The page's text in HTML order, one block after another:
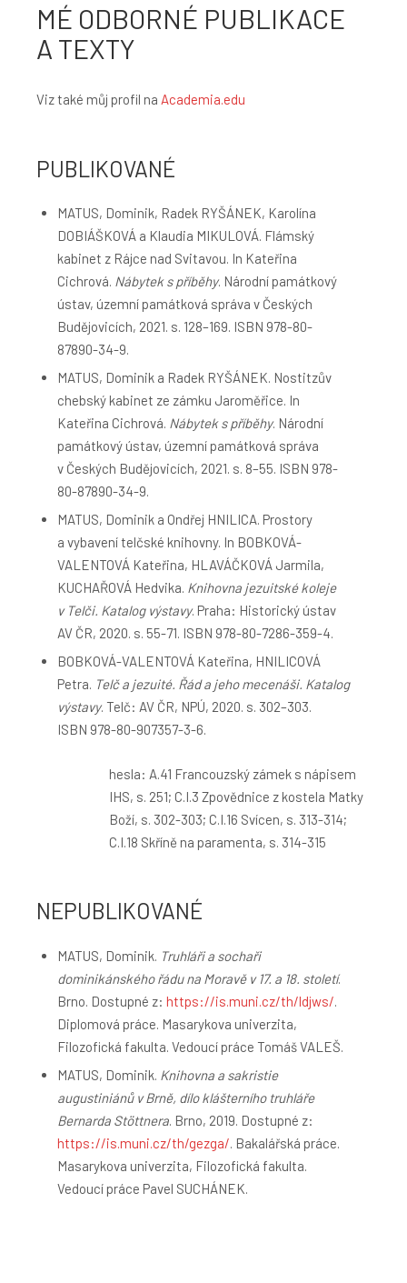
MÉ ODBORNÉ PUBLIKACE
A TEXTY
Viz také můj profil na Academia.edu
PUBLIKOVANÉ
MATUS, Dominik, Radek RYŠÁNEK, Karolína
DOBIÁŠKOVÁ a Klaudia MIKULOVÁ. Flámský
kabinet z Rájce nad Svitavou. In Kateřina
Cichrová. Nábytek s příběhy. Národní památkový
ústav, územní památková správa v Českých
Budějovicích, 2021. s. 128–169. ISBN 978-80-
87890-34-9.
MATUS, Dominik a Radek RYŠÁNEK. Nostitzův
chebský kabinet ze zámku Jaroměřice. In
Kateřina Cichrová. Nábytek s příběhy. Národní
památkový ústav, územní památková správa
v Českých Budějovicích, 2021. s. 8–55. ISBN 978-
80-87890-34-9.
MATUS, Dominik a Ondřej HNILICA. Prostory
a vybavení telčské knihovny. In BOBKOVÁ-
VALENTOVÁ Kateřina, HLAVÁČKOVÁ Jarmila,
KUCHAŘOVÁ Hedvika. Knihovna jezuitské koleje
v Telči. Katalog výstavy. Praha: Historický ústav
AV ČR, 2020. s. 55-71. ISBN 978-80-7286-359-4.
BOBKOVÁ-VALENTOVÁ Kateřina, HNILICOVÁ
Petra. Telč a jezuité. Řád a jeho mecenáši. Katalog
výstavy. Telč: AV ČR, NPÚ, 2020. s. 302–303.
ISBN 978-80-907357-3-6.
hesla: A.41 Francouzský zámek s nápisem
IHS, s. 251; C.I.3 Zpovědnice z kostela Matky
Boží, s. 302-303; C.I.16 Svícen, s. 313-314;
C.I.18 Skříně na paramenta, s. 314-315
NEPUBLIKOVANÉ
MATUS, Dominik. Truhláři a sochaři
dominikánského řádu na Moravě v 17. a 18. století.
Brno. Dostupné z: https://is.muni.cz/th/ldjws/
Diplomová práce. Masarykova univerzita,
Filozofická fakulta. Vedoucí práce Tomáš VALEŠ.
MATUS, Dominik. Knihovna a sakristie
augustiniánů v Brně, dílo klášterního truhláře
Bernarda Stöttnera. Brno, 2019. Dostupné z:
https://is.muni.cz/th/gezga/ . Bakalářská práce.
Masarykova univerzita, Filozofická fakulta.
Vedoucí práce Pavel SUCHÁNEK.